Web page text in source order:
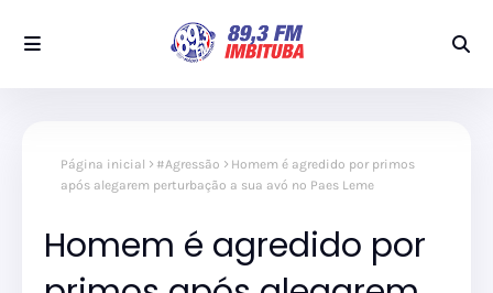
Página inicial #Agressão
Homem é agredido por primos
após alegarem perturbação a sua avó no Paes Leme
Homem é agredido por